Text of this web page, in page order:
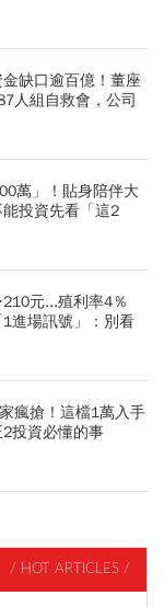
缺口逾百億！董座
人組自救會，公司
萬」！貼身陪伴大
投資先看「這2
元...殖利率4％
進場訊號」：別看
瘋搶！這檔1萬入手
2投資必懂的事
/ HOT ARTICLES /